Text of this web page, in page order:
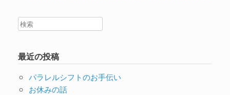
最近の投稿
パラレルシフトのお手伝い
お休みの話